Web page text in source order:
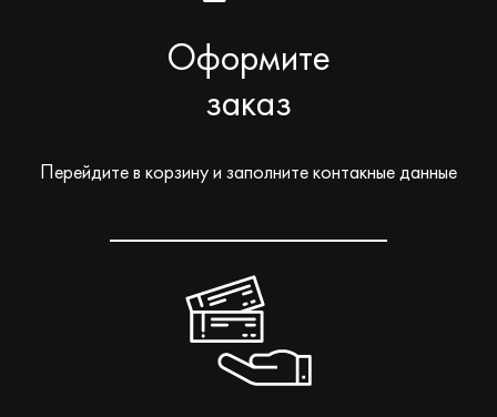
Оформите
заказ
Перейдите в корзину и заполните контакные данные